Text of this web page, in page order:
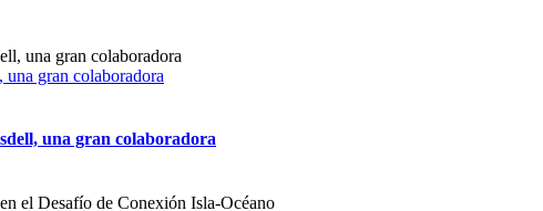
gran colaboradora
una gran colaboradora